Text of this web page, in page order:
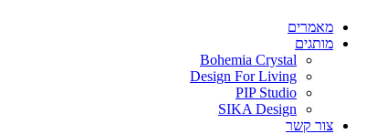
מאמרים
מותגים
Bohemia Crystal
Design For Living
PIP Studio
SIKA Design
צור קשר